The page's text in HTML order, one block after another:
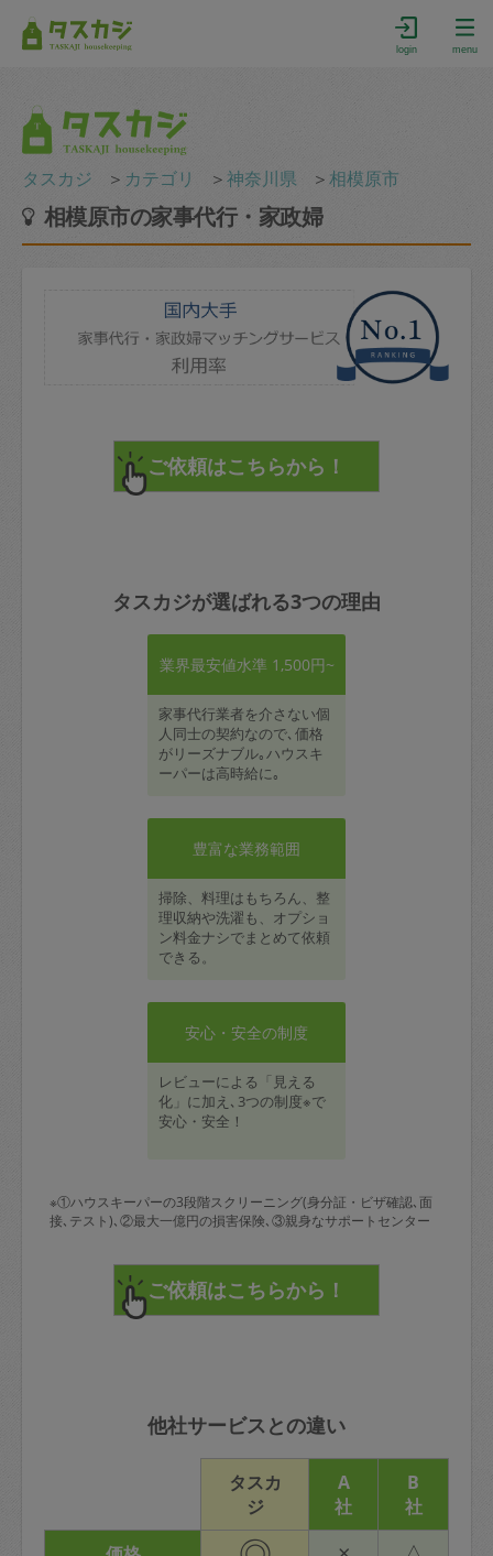
login menu
タスカジ ＞ カテゴリ ＞神奈川県 ＞相模原市
相模原市の家事代行・家政婦
タスカジが選ばれる3つの理由
業界最安値水準 1,500円~
家事代行業者を介さない個
人同士の契約なので､価格
がリーズナブル｡ハウスキ
ーパーは高時給に｡
豊富な業務範囲
掃除、料理はもちろん、整
理収納や洗濯も、オプショ
ン料金ナシでまとめて依頼
できる。
安心・安全の制度
レビューによる「見える
化」に加え､3つの制度※で
安心・安全！
※①ハウスキーパーの3段階スクリーニング(身分証・ビザ確認､面
接､テスト)､②最大一億円の損害保険､③親身なサポートセンター
他社サービスとの違い
タスカ
ジ
A
社
B
社